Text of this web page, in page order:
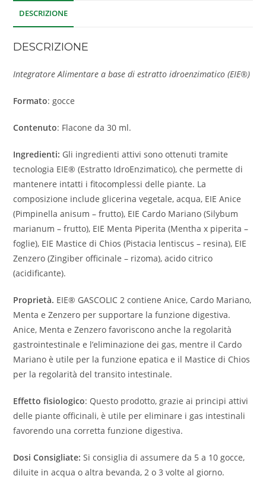
DESCRIZIONE
DESCRIZIONE
Integratore Alimentare a base di estratto idroenzimatico (EIE®)
Formato: gocce
Contenuto: Flacone da 30 ml.
Ingredienti: Gli ingredienti attivi sono ottenuti tramite
tecnologia EIE® (Estratto IdroEnzimatico), che permette di
mantenere intatti i fitocomplessi delle piante. La
composizione include glicerina vegetale, acqua, EIE Anice
(Pimpinella anisum – frutto), EIE Cardo Mariano (Silybum
marianum – frutto), EIE Menta Piperita (Mentha x piperita –
foglie), EIE Mastice di Chios (Pistacia lentiscus – resina), EIE
Zenzero (Zingiber officinale – rizoma), acido citrico
(acidificante).
Proprietà. EIE® GASCOLIC 2 contiene Anice, Cardo Mariano,
Menta e Zenzero per supportare la funzione digestiva.
Anice, Menta e Zenzero favoriscono anche la regolarità
gastrointestinale e l’eliminazione dei gas, mentre il Cardo
Mariano è utile per la funzione epatica e il Mastice di Chios
per la regolarità del transito intestinale.
Effetto fisiologico: Questo prodotto, grazie ai principi attivi
delle piante officinali, è utile per eliminare i gas intestinali
favorendo una corretta funzione digestiva.
Dosi Consigliate: Si consiglia di assumere da 5 a 10 gocce,
diluite in acqua o altra bevanda, 2 o 3 volte al giorno.